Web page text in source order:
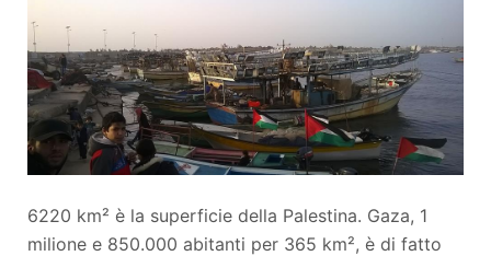
6220 km² è la superficie della Palestina. Gaza, 1
milione e 850.000 abitanti per 365 km², è di fatto